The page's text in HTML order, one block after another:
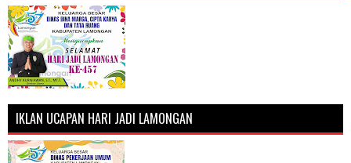
IKLAN UCAPAN HARI JADI LAMONGAN